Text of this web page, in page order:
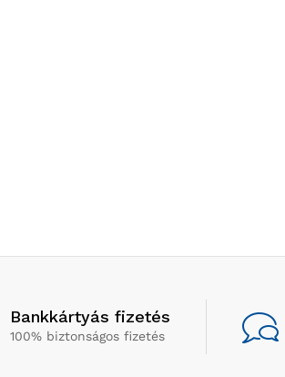
Bankkártyás fizetés
100% biztonságos fizetés